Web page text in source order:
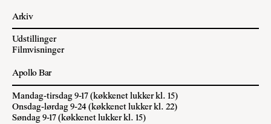
Arkiv
Udstillinger
Filmvisninger
Apollo Bar
Mandag-tirsdag 9-17 (køkkenet lukker kl. 15)
Onsdag-lørdag 9-24 (køkkenet lukker kl. 22)
Søndag 9-17 (køkkenet lukker kl. 15)